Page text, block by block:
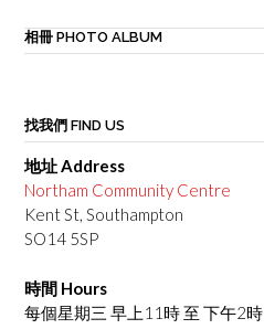
相冊 PHOTO ALBUM
找我們 FIND US
地址 Address
Northam Community Centre
Kent St, Southampton
SO14 5SP
時間 Hours
每個星期三 早上11時 至 下午2時